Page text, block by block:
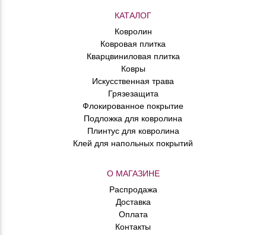
КАТАЛОГ
Ковролин
Ковровая плитка
Кварцвиниловая плитка
Ковры
Искусственная трава
Грязезащита
Флокированное покрытие
Подложка для ковролина
Плинтус для ковролина
Клей для напольных покрытий
О МАГАЗИНЕ
Распродажа
Доставка
Оплата
Контакты